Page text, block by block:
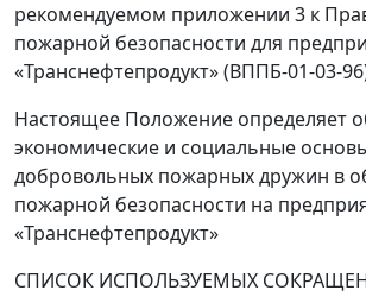
рекомендуемом приложении 3 к
пожарной безопасности для
«Транснефтепродукт» (ВППБ-01-03-
Настоящее Положение определяет
экономические и социальные
добровольных пожарных дружин в
пожарной безопасности на
«Транснефтепродукт»
СПИСОК ИСПОЛЬЗУЕМЫХ